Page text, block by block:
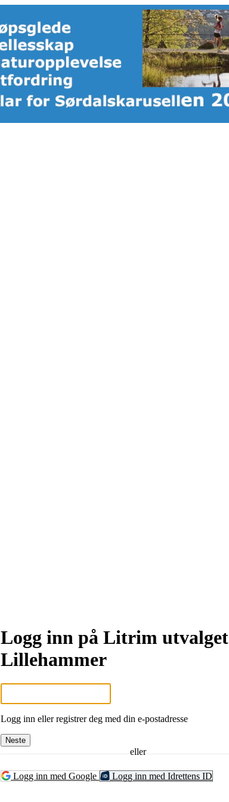
Logg inn på Litrim utvalget
Lillehammer
Logg inn eller registrer deg med din e-postadresse
Neste
eller
Logg inn med Google Logg inn med Idrettens ID